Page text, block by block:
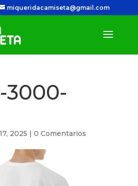
miqueridacamiseta@gmail.com
2025 | 0 Comentarios